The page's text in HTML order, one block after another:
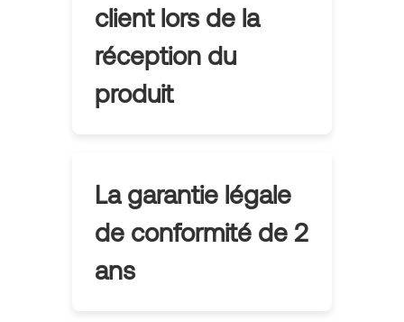
client lors de la
réception du
produit
La garantie légale
de conformité de 2
ans